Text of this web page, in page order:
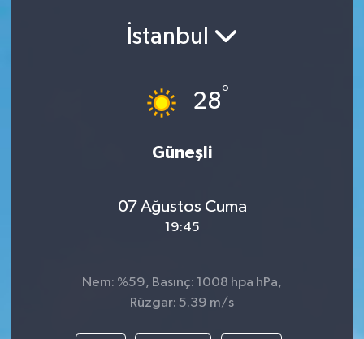
İstanbul
28°
Güneşli
07 Ağustos Cuma
19:45
Nem: %59, Basınç: 1008 hpa hPa,
Rüzgar: 5.39 m/s